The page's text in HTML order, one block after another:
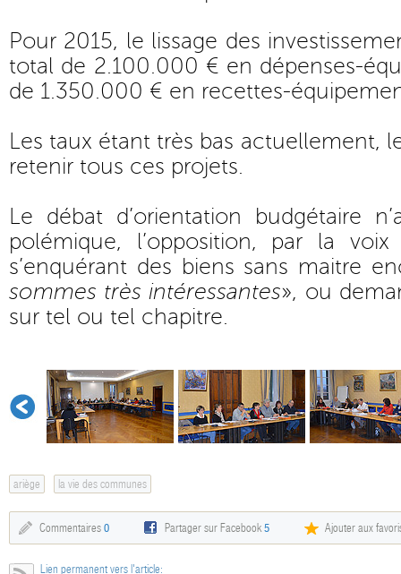
Pour 2015, le lissage des
total de 2.100.000 € en dépenses-
de 1.350.000 € en recettes-
Les taux étant très bas actuellement,
retenir tous ces projets.
Le débat d’orientation budgétaire
polémique, l’opposition, par la
s’enquérant des biens sans maitre
sommes très intéressantes», ou
sur tel ou tel chapitre.
ariège la vie des communes
Commentaires 0 Partager sur Facebook5 Ajouter aux
Lien permanent vers l'article: